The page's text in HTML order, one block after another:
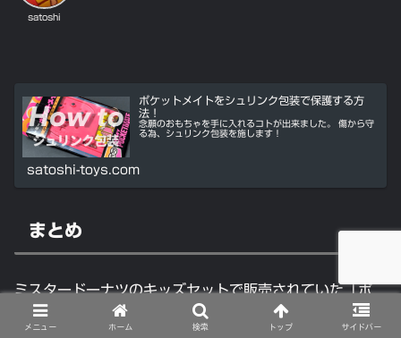
satoshi
ポケットメイトをシュリンク包装で保護する方
法！
念願のおもちゃを手に入れるコトが出来ました。 傷から守
る為、シュリンク包装を施します！
satoshi-toys.com
まとめ
ミスタードーナツのキッズセットで販売されていた「ポ
ン･デ･ライオンとなかまたち ポケットメイト」の紹介で
メニュー ホーム 検索 トップ サイドバー